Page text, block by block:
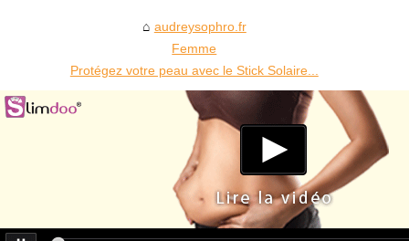
audreysophro.fr
Femme
Protégez votre peau avec le Stick Solaire...